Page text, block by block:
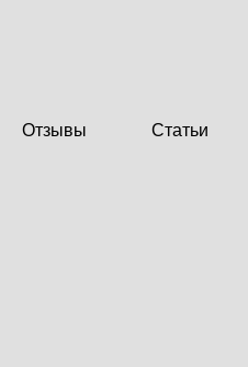
Отзывы Статьи